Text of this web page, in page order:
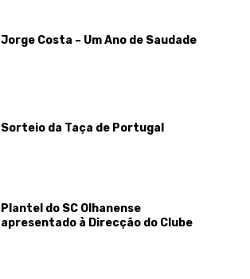
Jorge Costa – Um Ano de Saudade
Sorteio da Taça de Portugal
Plantel do SC Olhanense
apresentado à Direcção do Clube